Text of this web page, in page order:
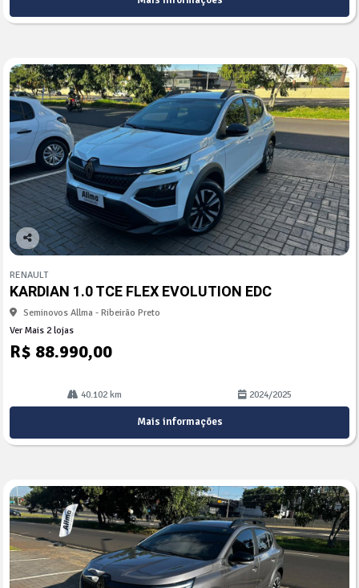
Co
arti
lhe
RENAULT
KARDIAN 1.0 TCE FLEX EVOLUTION EDC
Seminovos Allma - Ribeirão Preto
Ver Mais 2 lojas
R$ 88.990,00
40.102 km 2024/2025
Mais informações